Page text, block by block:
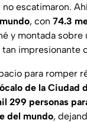
no escatimaron.
, con 74.3
y montada sobre
tan impresionante
para romper
de la Ciudad
299 personas
del mundo,